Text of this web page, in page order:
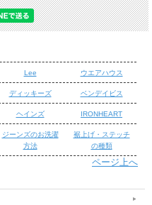
Lee ウエアハウス
ディッキーズ ベンデイビス
ヘインズ IRONHEART
ジーンズのお洗濯
方法
裾上げ・ステッチ
の種類
ページ上へ